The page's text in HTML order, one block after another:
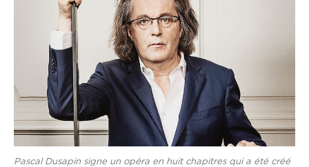
Pascal Dusapin signe un opéra en huit chapitres qui a été créé